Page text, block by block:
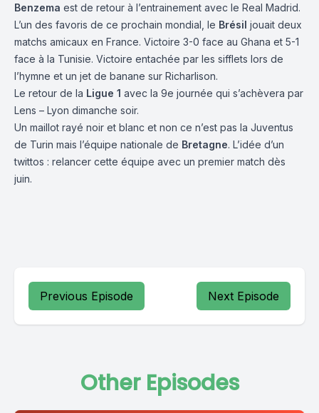
Benzema est de retour à l’entrainement avec le Real Madrid.
L’un des favoris de ce prochain mondial, le Brésil jouait deux
matchs amicaux en France. Victoire 3-0 face au Ghana et 5-1
face à la Tunisie. Victoire entachée par les sifflets lors de
l’hymne et un jet de banane sur Richarlison.
Le retour de la Ligue 1 avec la 9e journée qui s’achèvera par
Lens – Lyon dimanche soir.
Un maillot rayé noir et blanc et non ce n’est pas la Juventus
de Turin mais l’équipe nationale de Bretagne. L’idée d’un
twittos : relancer cette équipe avec un premier match dès
juin.
Previous Episode Next Episode
Other Episodes